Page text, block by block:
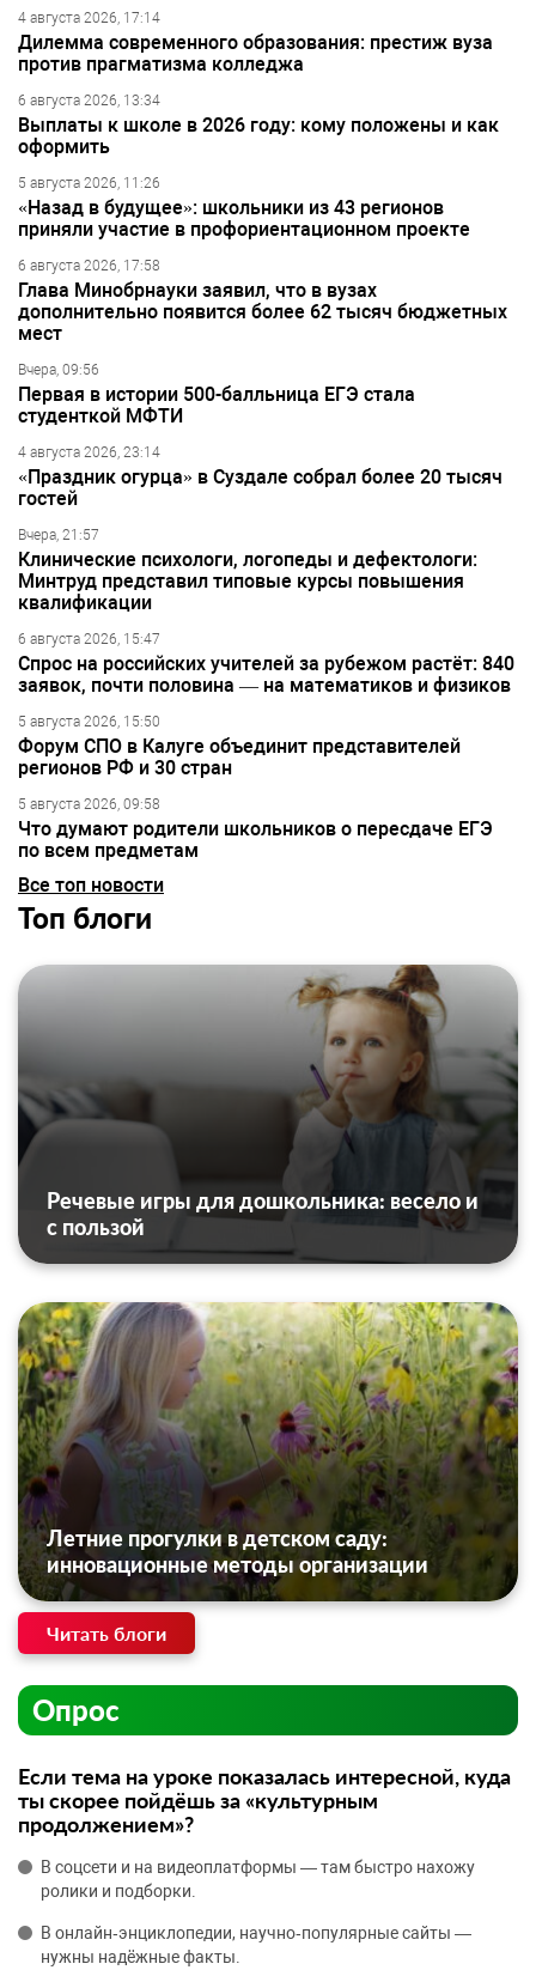
4 августа 2026, 17:14
Дилемма современного образования: престиж вуза
против прагматизма колледжа
6 августа 2026, 13:34
Выплаты к школе в 2026 году: кому положены и как
оформить
5 августа 2026, 11:26
«Назад в будущее»: школьники из 43 регионов
приняли участие в профориентационном проекте
6 августа 2026, 17:58
Глава Минобрнауки заявил, что в вузах
дополнительно появится более 62 тысяч бюджетных
мест
Вчера, 09:56
Первая в истории 500-балльница ЕГЭ стала
студенткой МФТИ
4 августа 2026, 23:14
«Праздник огурца» в Суздале собрал более 20 тысяч
гостей
Вчера, 21:57
Клинические психологи, логопеды и дефектологи:
Минтруд представил типовые курсы повышения
квалификации
6 августа 2026, 15:47
Спрос на российских учителей за рубежом растёт: 840
заявок, почти половина — на математиков и физиков
5 августа 2026, 15:50
Форум СПО в Калуге объединит представителей
регионов РФ и 30 стран
5 августа 2026, 09:58
Что думают родители школьников о пересдаче ЕГЭ
по всем предметам
Все топ новости
Топ блоги
Речевые игры для дошкольника: весело и
с пользой
Летние прогулки в детском саду:
инновационные методы организации
Читать блоги
Опрос
Если тема на уроке показалась интересной, куда
ты скорее пойдёшь за «культурным
продолжением»?
В соцсети и на видеоплатформы — там быстро нахожу
ролики и подборки.
В онлайн‑энциклопедии, научно‑популярные сайты —
нужны надёжные факты.